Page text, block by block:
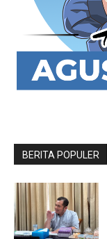
BERITA POPULER